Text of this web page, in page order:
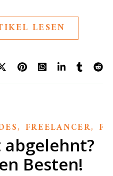
LESEN
, FREELANCER,
Besten!